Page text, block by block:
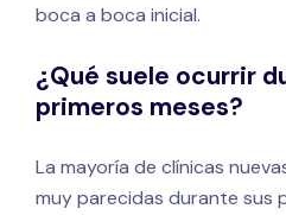
boca a boca inicial.
¿Qué suele ocurrir
primeros meses?
La mayoría de clínicas
muy parecidas durante sus